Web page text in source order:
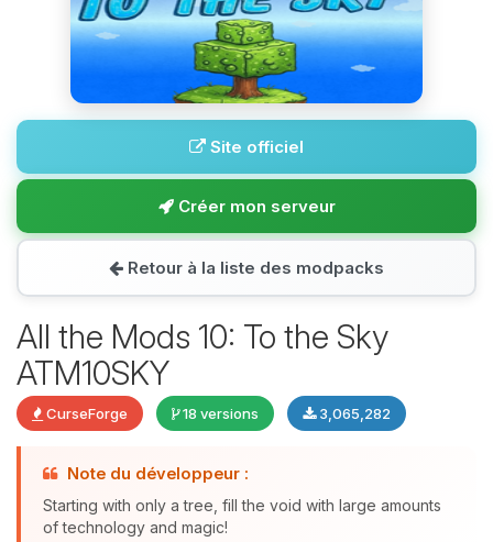
Site officiel
Créer mon serveur
Retour à la liste des modpacks
All the Mods 10: To the Sky
ATM10SKY
CurseForge 18 versions 3,065,282
Note du développeur :
Starting with only a tree, fill the void with large amounts
of technology and magic!